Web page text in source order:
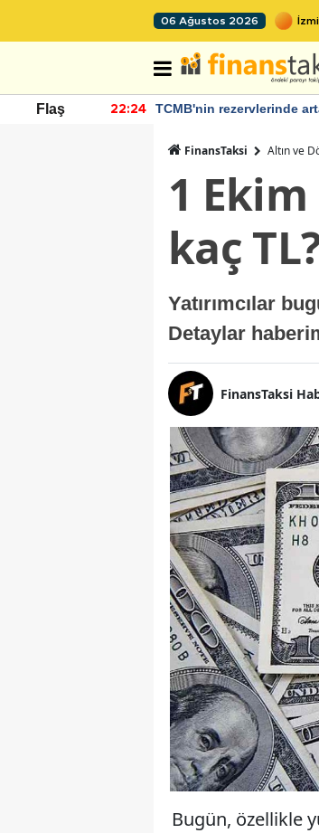
06 Ağustos 2026
Flaş
artan
12:03
Bakan Şimşek, Batman
bulundu
FinansTaksi Altın ve
1
kaç
Yatırımcılar
Detaylar
FinansTaksi
Bugün, özellikle